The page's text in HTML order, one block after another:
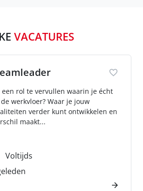
VACATURES
een rol te vervullen waarin je écht
werkvloer? Waar je jouw
verder kunt ontwikkelen en
maakt...
Voltijds